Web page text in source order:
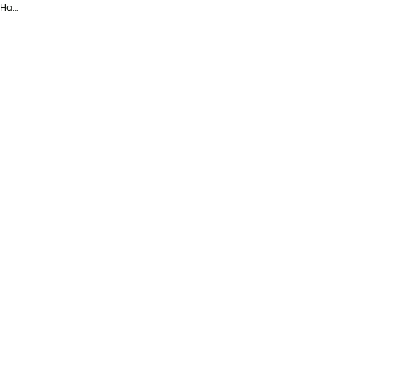
Pantalon De Ski Planks - Second Hand Skihose - Damen - Schwarz - M